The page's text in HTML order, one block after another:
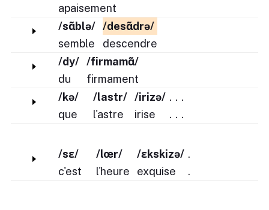
apaisement
/sɑ̃blə/
semble
/desɑ̃drə/
descendre
/dy/
du
/firmamɑ̃/
firmament
/kə/
que
/lastr/
l'astre
/irizə/
irise
.
.
.
.
.
.
/sε/
c'est
/lœr/
l'heure
/ɛkskizə/
exquise
.
.